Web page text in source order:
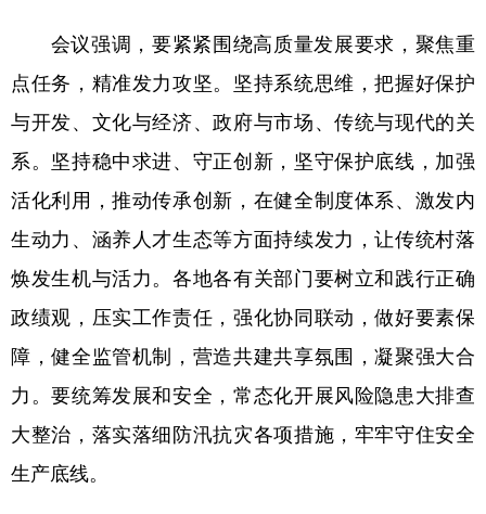
山东 河南 湖北 湖南
广东 广西 海南 重庆
四川 贵州 云南 西藏
陕西 甘肃 青海 宁夏
新疆 内蒙古 黑龙江
English Español Français عربى
Русский язык 日本語 한국어
Deutsch Português
会议强调，要紧紧围绕高质量发展要求，聚焦重
点任务，精准发力攻坚。坚持系统思维，把握好保护
与开发、文化与经济、政府与市场、传统与现代的关
系。坚持稳中求进、守正创新，坚守保护底线，加强
活化利用，推动传承创新，在健全制度体系、激发内
生动力、涵养人才生态等方面持续发力，让传统村落
焕发生机与活力。各地各有关部门要树立和践行正确
政绩观，压实工作责任，强化协同联动，做好要素保
障，健全监管机制，营造共建共享氛围，凝聚强大合
力。要统筹发展和安全，常态化开展风险隐患大排查
大整治，落实落细防汛抗灾各项措施，牢牢守住安全
生产底线。